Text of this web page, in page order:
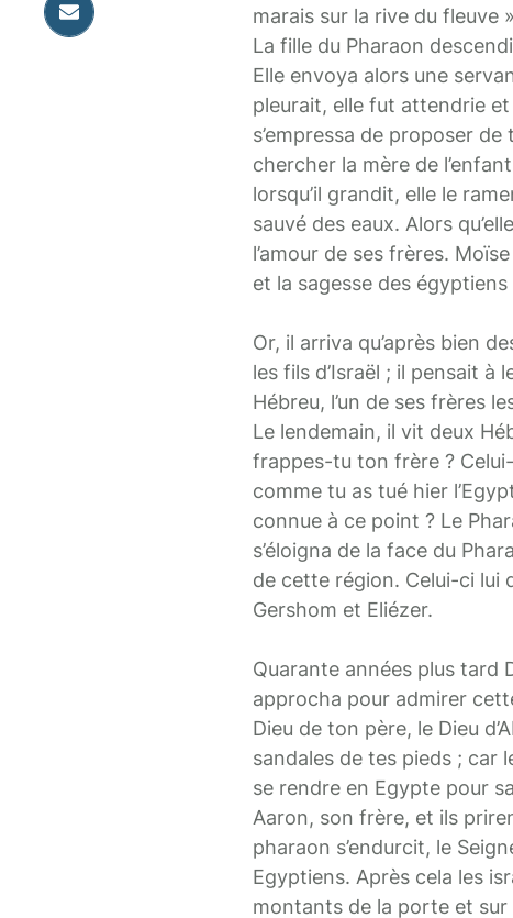
marais sur la rive du fleuve
La fille du Pharaon
Elle envoya alors une
pleurait, elle fut attendrie
s’empressa de proposer
chercher la mère de
lorsqu’il grandit, elle le
sauvé des eaux. Alors
l’amour de ses frères.
et la sagesse des
Or, il arriva qu’après bien
les fils d’Israël ; il pensait
Hébreu, l’un de ses frères
Le lendemain, il vit deux
frappes-tu ton frère ?
comme tu as tué hier
connue à ce point ? Le
s’éloigna de la face du
de cette région. Celui-ci lui
Gershom et Eliézer.
Quarante années plus tard
approcha pour admirer
Dieu de ton père, le Dieu
sandales de tes pieds ; car
se rendre en Egypte pour
Aaron, son frère, et ils
pharaon s’endurcit, le
Egyptiens. Après cela les
montants de la porte et sur